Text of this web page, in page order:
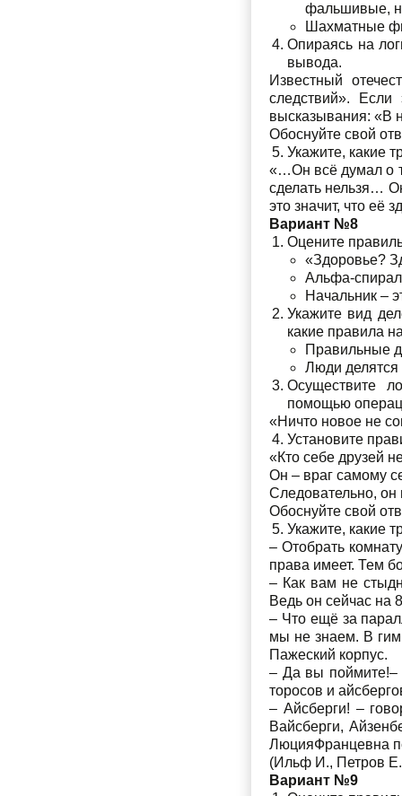
фальшивые,
Шахматные
Опираясь на
вывода.
Известный
следствий».
высказывания: «В
Обоснуйте свой
Укажите, какие
«…Он всё думал о
сделать нельзя…
это значит, что её
Вариант №8
Оцените
«Здоровье?
Альфа-
Начальник –
Укажите вид
какие правила
Правильные
Люди делятся
Осуществите
помощью
«Ничто новое не
Установите
«Кто себе друзей
Он – враг самому
Следовательно, он
Обоснуйте свой
Укажите, какие
– Отобрать
права имеет. Тем
– Как вам не
Ведь он сейчас на
– Что ещё за
мы не знаем. В
Пажеский корпус.
– Да вы поймите!–
торосов и
– Айсберги! –
Вайсберги,
ЛюцияФранцевна
(Ильф И., Петров Е.
Вариант №9